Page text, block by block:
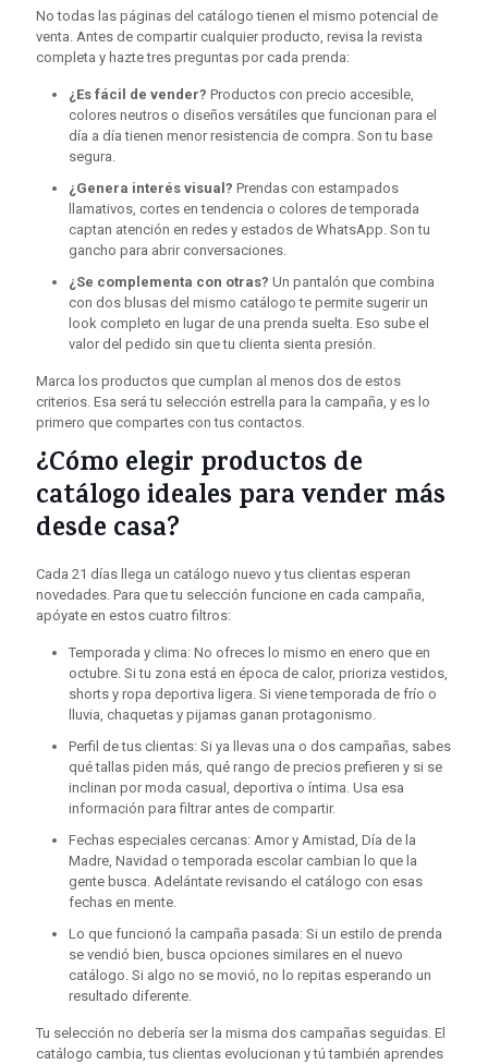
No todas las páginas del catálogo tienen el mismo potencial de
venta. Antes de compartir cualquier producto, revisa la revista
completa y hazte tres preguntas por cada prenda:
¿Es fácil de vender? Productos con precio accesible,
colores neutros o diseños versátiles que funcionan para el
día a día tienen menor resistencia de compra. Son tu base
segura.
¿Genera interés visual? Prendas con estampados
llamativos, cortes en tendencia o colores de temporada
captan atención en redes y estados de WhatsApp. Son tu
gancho para abrir conversaciones.
¿Se complementa con otras? Un pantalón que combina
con dos blusas del mismo catálogo te permite sugerir un
look completo en lugar de una prenda suelta. Eso sube el
valor del pedido sin que tu clienta sienta presión.
Marca los productos que cumplan al menos dos de estos
criterios. Esa será tu selección estrella para la campaña, y es lo
primero que compartes con tus contactos.
¿Cómo elegir productos de
catálogo ideales para vender más
desde casa?
Cada 21 días llega un catálogo nuevo y tus clientas esperan
novedades. Para que tu selección funcione en cada campaña,
apóyate en estos cuatro filtros:
Temporada y clima: No ofreces lo mismo en enero que en
octubre. Si tu zona está en época de calor, prioriza vestidos,
shorts y ropa deportiva ligera. Si viene temporada de frío o
lluvia, chaquetas y pijamas ganan protagonismo.
Perfil de tus clientas: Si ya llevas una o dos campañas, sabes
qué tallas piden más, qué rango de precios prefieren y si se
inclinan por moda casual, deportiva o íntima. Usa esa
información para filtrar antes de compartir.
Fechas especiales cercanas: Amor y Amistad, Día de la
Madre, Navidad o temporada escolar cambian lo que la
gente busca. Adelántate revisando el catálogo con esas
fechas en mente.
Lo que funcionó la campaña pasada: Si un estilo de prenda
se vendió bien, busca opciones similares en el nuevo
catálogo. Si algo no se movió, no lo repitas esperando un
resultado diferente.
Tu selección no debería ser la misma dos campañas seguidas. El
catálogo cambia, tus clientas evolucionan y tú también aprendes